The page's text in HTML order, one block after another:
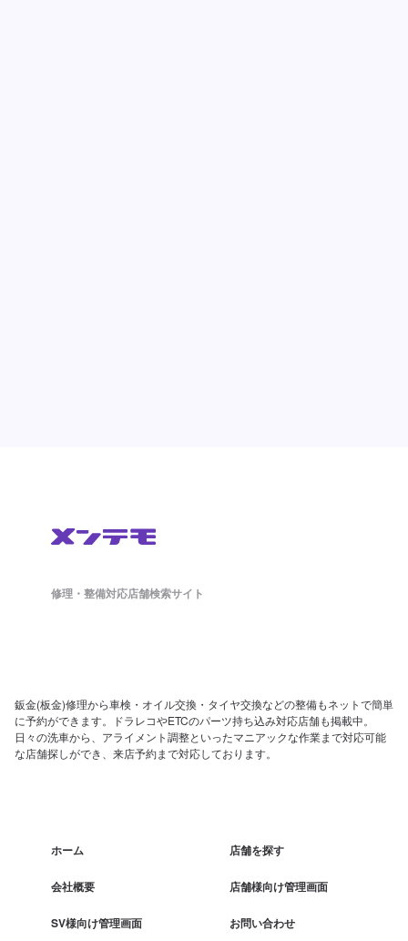
修理・整備対応店舗検索サイト
鈑金(板金)修理から車検・オイル交換・タイヤ交換などの整備もネットで簡単
に予約ができます。ドラレコやETCのパーツ持ち込み対応店舗も掲載中。
日々の洗車から、アライメント調整といったマニアックな作業まで対応可能
な店舗探しができ、来店予約まで対応しております。
ホーム 店舗を探す
会社概要 店舗様向け管理画面
SV様向け管理画面 お問い合わせ